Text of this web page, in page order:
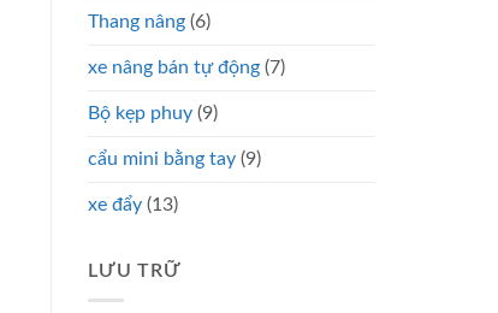
Thang nâng (6)
xe nâng bán tự động (7)
Bộ kẹp phuy (9)
cẩu mini bằng tay (9)
xe đẩy (13)
LƯU TRỮ